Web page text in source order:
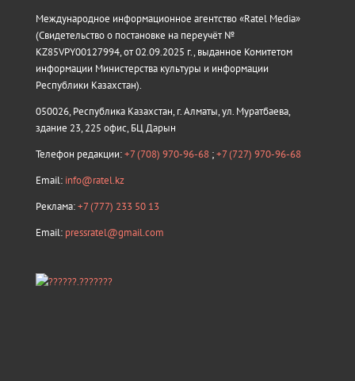
Международное информационное агентство «Ratel Media»
(Свидетельство о постановке на переучёт №
KZ85VPY00127994, от 02.09.2025 г., выданное Комитетом
информации Министерства культуры и информации
Республики Казахстан).
050026, Республика Казахстан, г. Алматы, ул. Муратбаева,
здание 23, 225 офис, БЦ Дарын
Телефон редакции:+7 (708) 970-96-68 ;+7 (727) 970-96-68
Email: info@ratel.kz
Реклама:+7 (777) 233 50 13
Email: pressratel@gmail.com